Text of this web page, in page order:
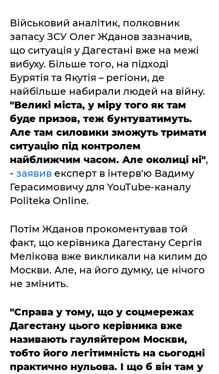
Військовий аналітик, полковник
запасу ЗСУ Олег Жданов зазначив,
що ситуація у Дагестані вже на межі
вибуху. Більше того, на підході
Бурятія та Якутія – регіони, де
найбільше набирали людей на війну.
"Великі міста, у міру того як там
буде призов, теж бунтуватимуть.
Але там силовики зможуть тримати
ситуацію під контролем
найближчим часом. Але околиці ні",
- заявив експерт в інтерв'ю Вадиму
Герасимовичу для YouTube-каналу
Politeka Online.
Потім Жданов прокоментував той
факт, що керівника Дагестану Сергія
Мелікова вже викликали на килим до
Москви. Але, на його думку, це нічого
не змінить.
"Справа у тому, що у соцмережах
Дагестану цього керівника вже
називають гауляйтером Москви,
тобто його легітимність на сьогодні
практично нульова. І що б він там у